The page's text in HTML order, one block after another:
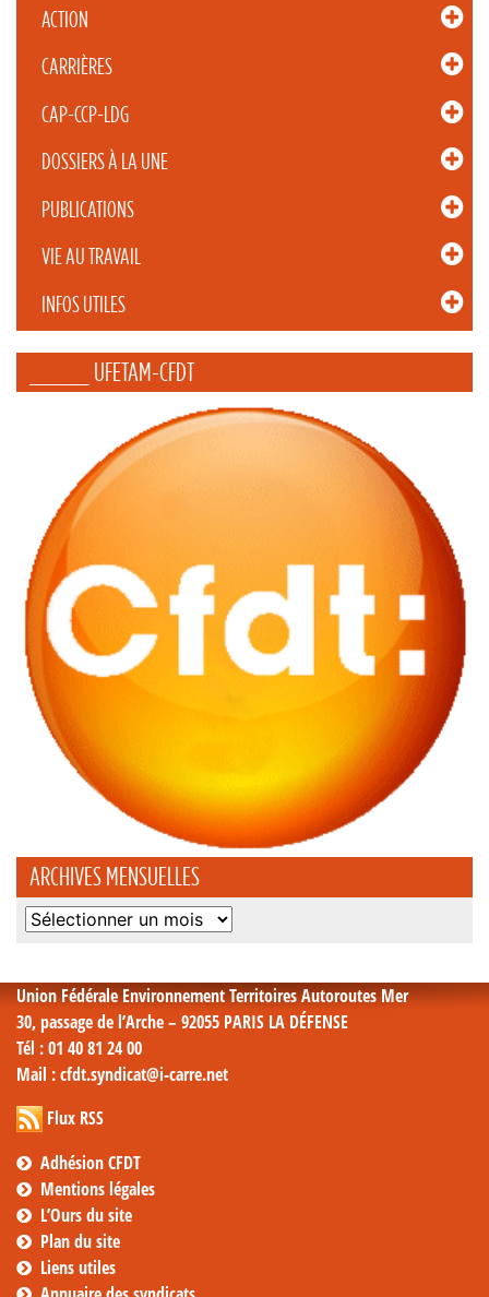
ACTION
CARRIÈRES
CAP-CCP-LDG
DOSSIERS À LA UNE
PUBLICATIONS
VIE AU TRAVAIL
INFOS UTILES
_____ UFETAM-CFDT
ARCHIVES MENSUELLES
Archives
Union Fédérale Environnement Territoires Autoroutes Mer
30, passage de l’Arche – 92055 PARIS LA DÉFENSE
Tél : 01 40 81 24 00
Mail : cfdt.syndicat@i-carre.net
Flux RSS
Adhésion CFDT
Mentions légales
L’Ours du site
Plan du site
Liens utiles